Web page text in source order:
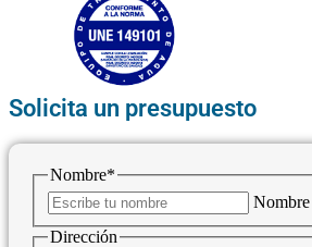
Solicita un presupuesto
Nombre*
Nombre
Dirección